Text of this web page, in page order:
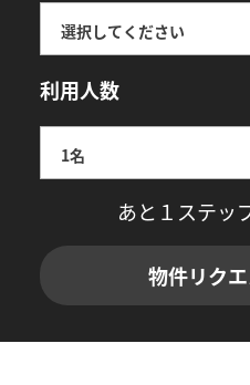
利用人数
あと１ステッ
物件リク